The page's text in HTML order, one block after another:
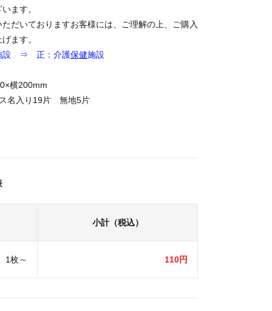
ます。
だいておりますお客様には、ご理解の上、ご購入
ます。
設 ⇒ 正：介護保健施設
横200mm
名入り19片 無地5片
小計（税込）
1枚～ 110円